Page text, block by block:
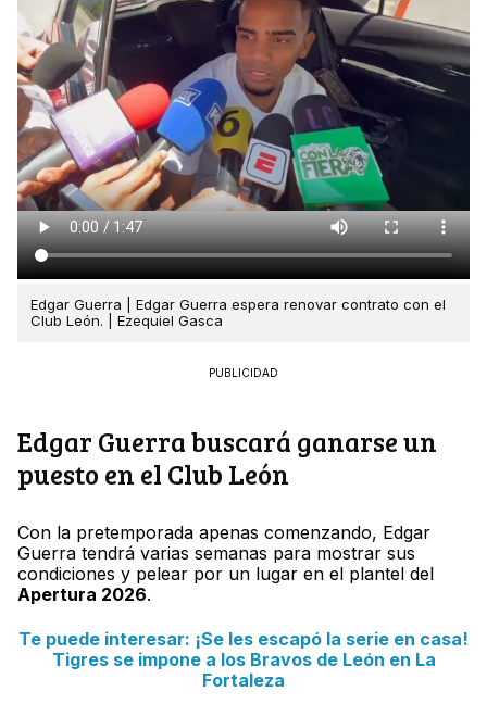
Edgar Guerra | Edgar Guerra espera renovar contrato con el
Club León. | Ezequiel Gasca
PUBLICIDAD
Edgar Guerra buscará ganarse un
puesto en el Club León
Con la pretemporada apenas comenzando, Edgar
Guerra tendrá varias semanas para mostrar sus
condiciones y pelear por un lugar en el plantel del
Apertura 2026.
Te puede interesar: ¡Se les escapó la serie en casa!
Tigres se impone a los Bravos de León en La
Fortaleza